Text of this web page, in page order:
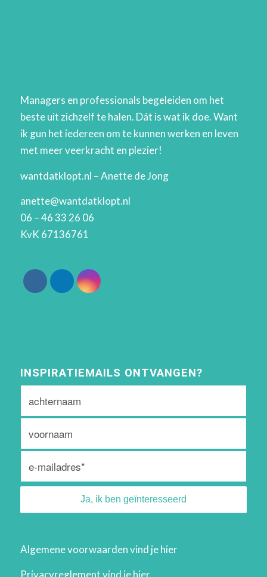
Managers en professionals begeleiden om het
beste uit zichzelf te halen. Dát is wat ik doe. Want
ik gun het iedereen om te kunnen werken en leven
met meer veerkracht en plezier!
wantdatklopt.nl – Anette de Jong
anette@wantdatklopt.nl
06 – 46 33 26 06
KvK 67136761
INSPIRATIEMAILS ONTVANGEN?
Algemene voorwaarden vind jehier
Privacyreglement vind jehier